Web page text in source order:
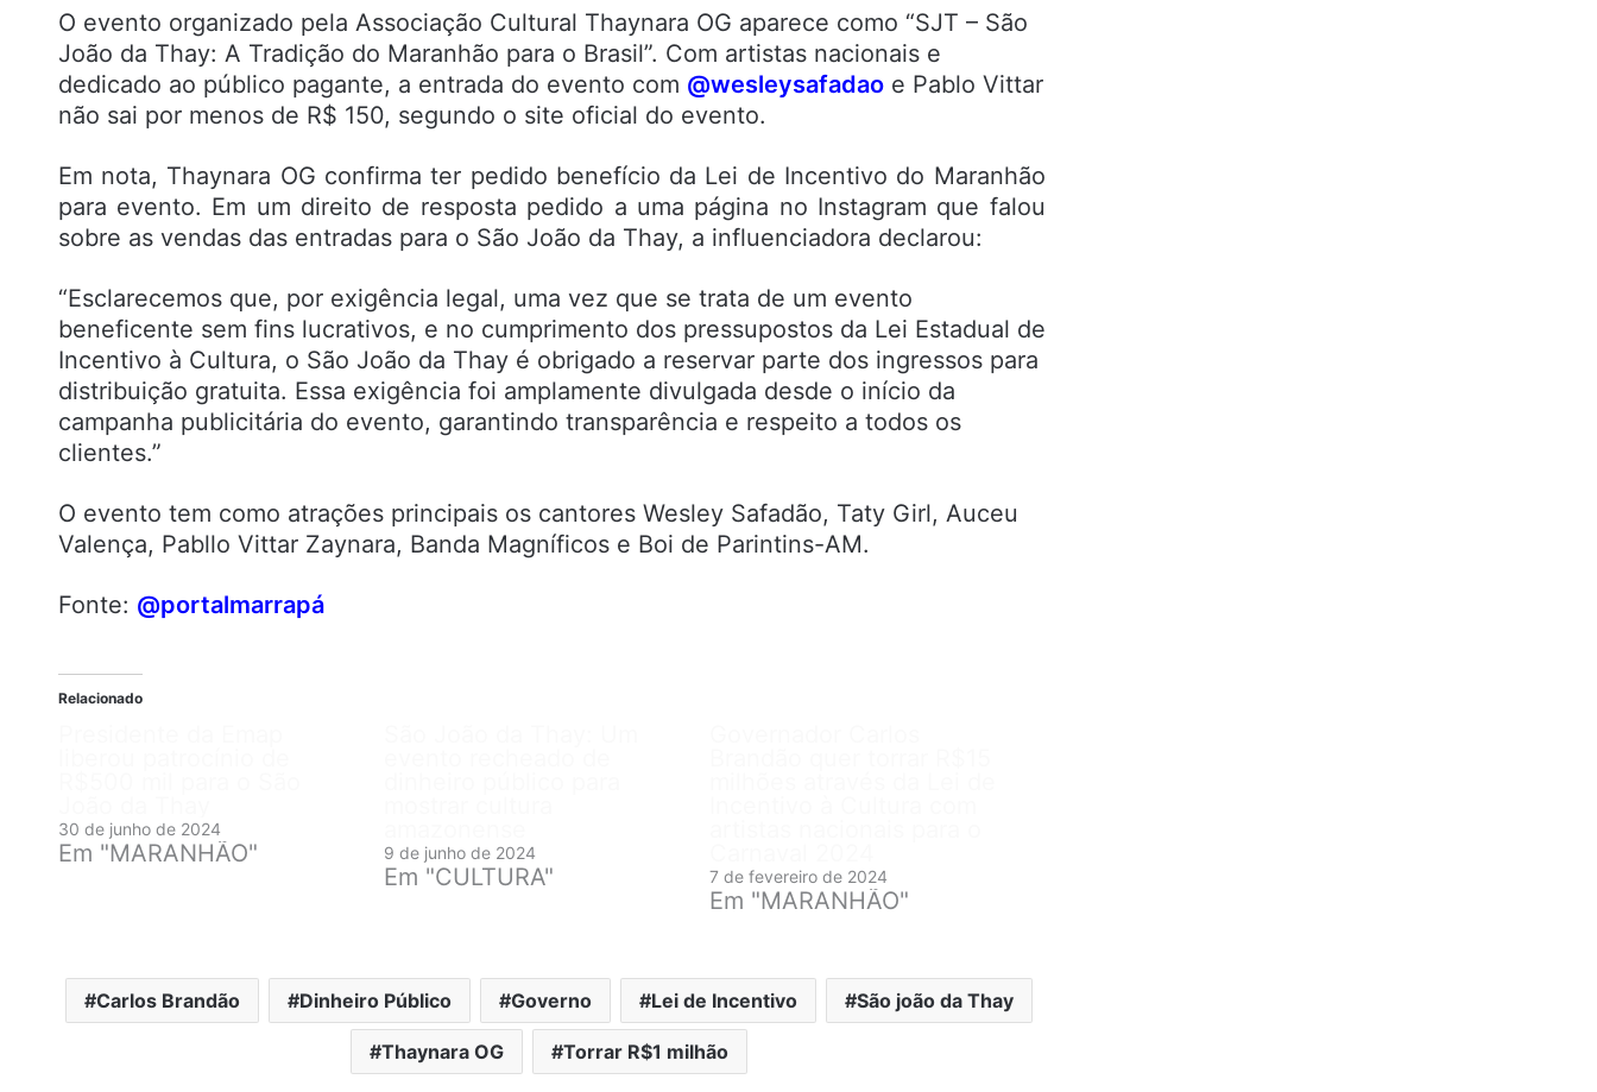
O evento organizado pela Associação Cultural Thaynara OG aparece como “SJT – São
João da Thay: A Tradição do Maranhão para o Brasil”. Com artistas nacionais e
dedicado ao público pagante, a entrada do evento com @wesleysafadaoe Pablo Vittar
não sai por menos de R$ 150, segundo o site oficial do evento.
Em nota, Thaynara OG confirma ter pedido benefício da Lei de Incentivo do Maranhão
para evento. Em um direito de resposta pedido a uma página no Instagram que falou
sobre as vendas das entradas para o São João da Thay, a influenciadora declarou:
“Esclarecemos que, por exigência legal, uma vez que se trata de um evento
beneficente sem fins lucrativos, e no cumprimento dos pressupostos da Lei Estadual de
Incentivo à Cultura, o São João da Thay é obrigado a reservar parte dos ingressos para
distribuição gratuita. Essa exigência foi amplamente divulgada desde o início da
campanha publicitária do evento, garantindo transparência e respeito a todos os
clientes.”
O evento tem como atrações principais os cantores Wesley Safadão, Taty Girl, Auceu
Valença, Pabllo Vittar Zaynara, Banda Magníficos e Boi de Parintins-AM.
Fonte: @portalmarrapá
Relacionado
30 de junho de 2024
Em "MARANHÃO" 9 de junho de 2024
Em "CULTURA" 7 de fevereiro de 2024
Em "MARANHÃO"
Carlos Brandão Dinheiro Público Governo Lei de Incentivo São joão da Thay
Thaynara OG Torrar R$1 milhão